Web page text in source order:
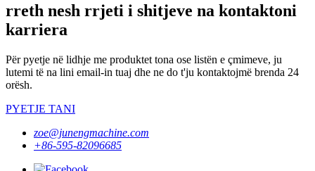
rreth nesh rrjeti i shitjeve na kontaktoni
karriera
Për pyetje në lidhje me produktet tona ose listën e çmimeve, ju
lutemi të na lini email-in tuaj dhe ne do t'ju kontaktojmë brenda 24
orësh.
PYETJE TANI
zoe@junengmachine.com
+86-595-82096685